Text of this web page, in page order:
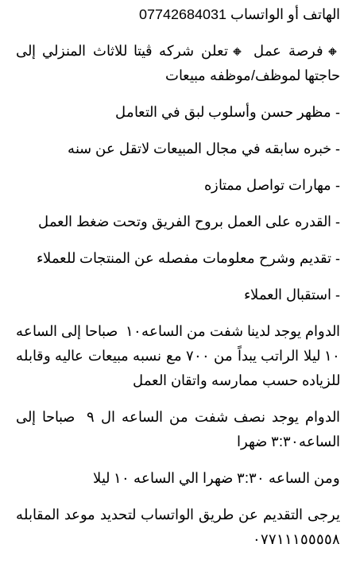
الهاتف أو الواتساب 07742684031
🔸️فرصة عمل 🔸️تعلن شركه ڤيتا للاثاث المنزلي إلى
حاجتها لموظف/موظفه مبيعات
- ⁠مظهر حسن وأسلوب لبق في التعامل
- ⁠خبره سابقه في مجال المبيعات لاتقل عن سنه
- ⁠مهارات تواصل ممتازه
- ⁠القدره على العمل بروح الفريق وتحت ضغط العمل
- ⁠تقديم وشرح معلومات مفصله عن المنتجات للعملاء
- ⁠استقبال العملاء
الدوام يوجد لدينا شفت من الساعه١٠ صباحا إلى الساعه
١٠ ليلا الراتب يبداً من ٧٠٠ مع نسبه مبيعات عاليه وقابله
للزياده حسب ممارسه واتقان العمل
الدوام يوجد نصف شفت من الساعه ال ٩ صباحا إلى
الساعه٣:٣٠ ضهرا
ومن الساعه ٣:٣٠ ضهرا الي الساعه ١٠ ليلا
يرجى التقديم عن طريق الواتساب لتحديد موعد المقابله
٠٧٧١١١٥٥٥٥٨